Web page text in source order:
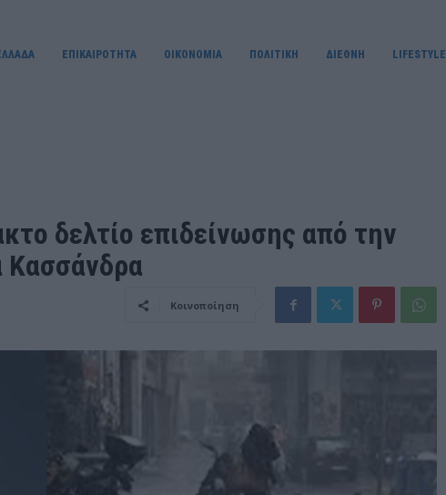
ΕΠΙΚΑΙΡΟΤΗΤΑ OIKONOMIA ΠΟΛΙΤΙΚΗ ΔΙΕΘΝΗ LIFESTYLE
δελτίο επιδείνωσης από την
Κασσάνδρα
Κοινοποίηση